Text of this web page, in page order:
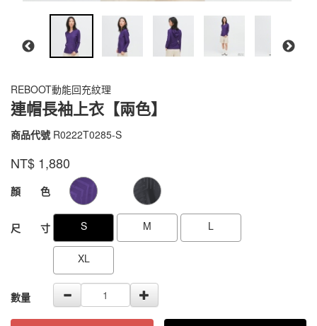
REBOOT動能回充紋理
連帽長袖上衣【兩色】
商品代號 R0222T0285-S
R0222T0285-
品牌 VOUX
NT$ 1,880
GOODS000000000000000005440
顏 色
尺 寸 S M L
XL
數量